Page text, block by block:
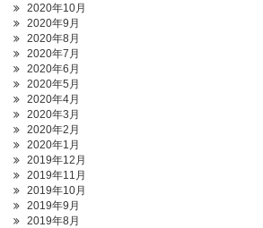
2020年10月
2020年9月
2020年8月
2020年7月
2020年6月
2020年5月
2020年4月
2020年3月
2020年2月
2020年1月
2019年12月
2019年11月
2019年10月
2019年9月
2019年8月